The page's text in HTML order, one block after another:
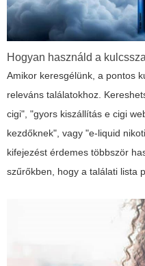
Hogyan használd a
Amikor keresgélünk, a pontos
releváns találatokhoz.
cigi", "gyors kiszállítás e cigi
kezdőknek", vagy "e-liquid
kifejezést érdemes többször
szűrőkben, hogy a találati lista